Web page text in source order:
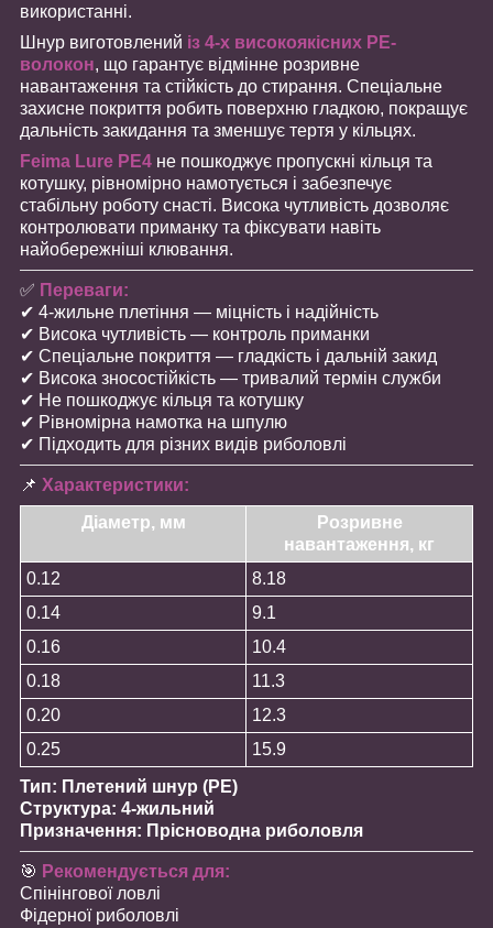
використанні.
Шнур виготовлений із 4-х високоякісних PE-
волокон, що гарантує відмінне розривне
навантаження та стійкість до стирання. Спеціальне
захисне покриття робить поверхню гладкою, покращує
дальність закидання та зменшує тертя у кільцях.
Feima Lure PE4 не пошкоджує пропускні кільця та
котушку, рівномірно намотується і забезпечує
стабільну роботу снасті. Висока чутливість дозволяє
контролювати приманку та фіксувати навіть
найобережніші клювання.
✅ Переваги:
✔ 4-жильне плетіння — міцність і надійність
✔ Висока чутливість — контроль приманки
✔ Спеціальне покриття — гладкість і дальній закид
✔ Висока зносостійкість — тривалий термін служби
✔ Не пошкоджує кільця та котушку
✔ Рівномірна намотка на шпулю
✔ Підходить для різних видів риболовлі
📌 Характеристики:
Діаметр, мм
Розривне
навантаження, кг
0.12
8.18
0.14
9.1
0.16
10.4
0.18
11.3
0.20
12.3
0.25
15.9
Тип: Плетений шнур (PE)
Структура: 4-жильний
Призначення: Прісноводна риболовля
🎯 Рекомендується для:
Спінінгової ловлі
Фідерної риболовлі